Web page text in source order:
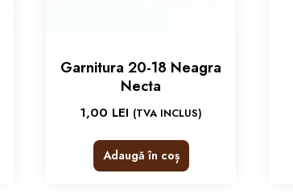
Garnitura 20-18 Neagra
Necta
1,00 LEI (TVA INCLUS)
Adaugă în coș